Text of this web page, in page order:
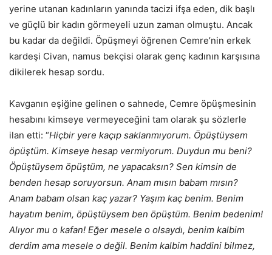
yerine utanan kadınların yanında tacizi ifşa eden, dik başlı
ve güçlü bir kadın görmeyeli uzun zaman olmuştu. Ancak
bu kadar da değildi. Öpüşmeyi öğrenen Cemre’nin erkek
kardeşi Civan, namus bekçisi olarak genç kadının karşısına
dikilerek hesap sordu.
Kavganın eşiğine gelinen o sahnede, Cemre öpüşmesinin
hesabını kimseye vermeyeceğini tam olarak şu sözlerle
ilan etti: “Hiçbir yere kaçıp saklanmıyorum. Öpüştüysem
öpüştüm. Kimseye hesap vermiyorum. Duydun mu beni?
Öpüştüysem öpüştüm, ne yapacaksın? Sen kimsin de
benden hesap soruyorsun. Anam mısın babam mısın?
Anam babam olsan kaç yazar? Yaşım kaç benim. Benim
hayatım benim, öpüştüysem ben öpüştüm. Benim bedenim!
Alıyor mu o kafan! Eğer mesele o olsaydı, benim kalbim
derdim ama mesele o değil. Benim kalbim haddini bilmez,